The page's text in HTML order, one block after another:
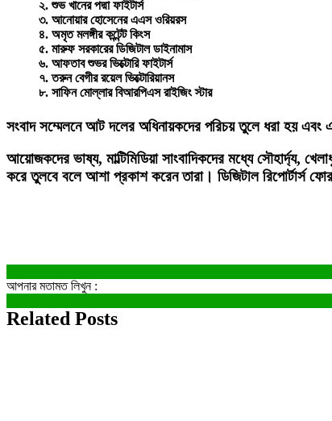
২. শুভ খানের পদ্মা ফাইটার্স
৩. আনোয়ার হোসেনের এএস ওরিয়রস
৪. অমৃত মলঙ্গীর কন্টেন্ট কিংস
৫. মারুফ সরকারের ডিজিটাল ডাইনামাস
৬. আফতাব শুভর ভিক্টোরি ফাইটার্স
৭. তরুন বেগীর রয়েল ভিক্টোরিয়ানস
৮. সাফিন মোল্লার বিআরপিএস রাইজিং স্টার
সংবাদ সম্মেলনে আট দলের অধিনায়কদের পরিচয় তুলে ধরা হয় এবং
আয়োজকদের ভাষ্য, মাল্টিমিডিয়া সাংবাদিকদের মধ্যে
করে তুলবে বলে আশা প্রকাশ করেন তারা। ডিজিটাল
আপনার মতামত লিখুন :
Related Posts